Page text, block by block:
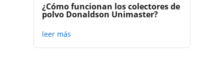
¿Cómo funcionan los colectores de
polvo Donaldson Unimaster?
leer más